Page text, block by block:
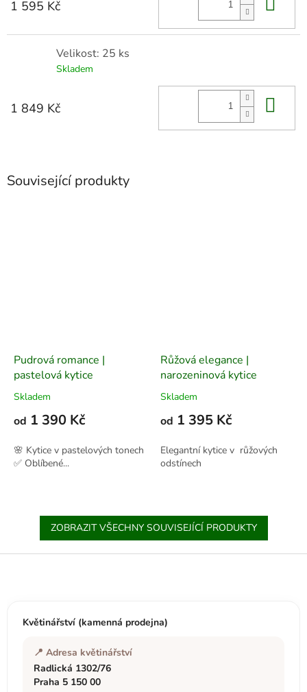
Související produkty
Pudrová romance |
pastelová kytice
Skladem
od 1 390 Kč
🌸 Kytice v pastelových tonech
✅ Oblíbené...
Růžová elegance |
narozeninová kytice
Skladem
od 1 395 Kč
Elegantní kytice v růžových
odstínech
ZOBRAZIT VŠECHNY SOUVISEJÍCÍ PRODUKTY
1 595 Kč
Velikost: 25 ks
Skladem
1 849 Kč
Z
Květinářství (kamenná prodejna)
📍 Adresa květinářství
Radlická 1302/76
Praha 5 150 00